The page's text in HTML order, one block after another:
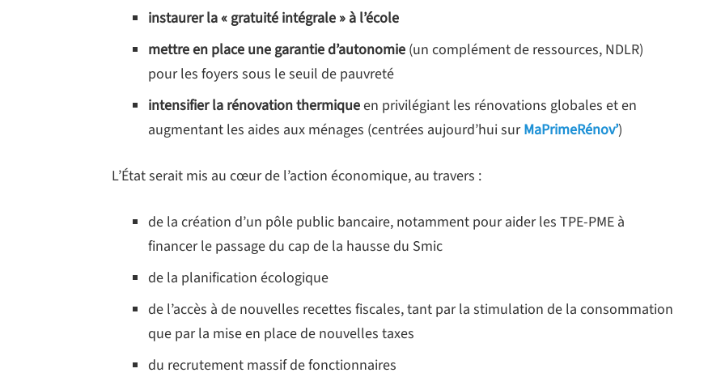
instaurer la « gratuité intégrale » à l’école
mettre en place une garantie d’autonomie (un complément de ressources, NDLR)
pour les foyers sous le seuil de pauvreté
intensifier la rénovation thermiqueen privilégiant les rénovations globales et en
augmentant les aides aux ménages (centrées aujourd’hui surMaPrimeRénov’)
L’État serait mis au cœur de l’action économique, au travers :
de la création d’un pôle public bancaire, notamment pour aider les TPE-PME à
financer le passage du cap de la hausse du Smic
de la planification écologique
de l’accès à de nouvelles recettes fiscales, tant par la stimulation de la consommation
que par la mise en place de nouvelles taxes
du recrutement massif de fonctionnaires